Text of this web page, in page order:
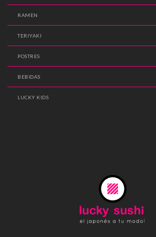
RAMEN
TERIYAKI
POSTRES
BEBIDAS
LUCKY KIDS